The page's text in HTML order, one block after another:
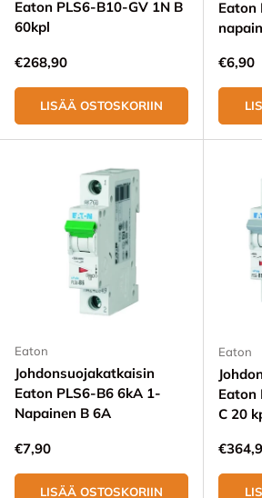
Eaton PLS6-B10-GV 1N B
60kpl
Normaali hinta
€268,90
LISÄÄ OSTOSKORIIN
Eaton
€6,90
Eaton
Johdonsuojakatkaisin
Eaton PLS6-B6 6kA 1-
Napainen B 6A
Normaali hinta
€7,90
LISÄÄ OSTOSKORIIN
Eaton
Eaton
C 20